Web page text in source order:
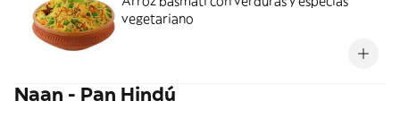
vegetariano
Naan - Pan Hindú